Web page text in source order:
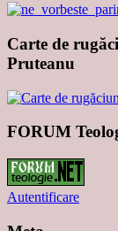
Carte de
Pruteanu
FORUM
Autentificare